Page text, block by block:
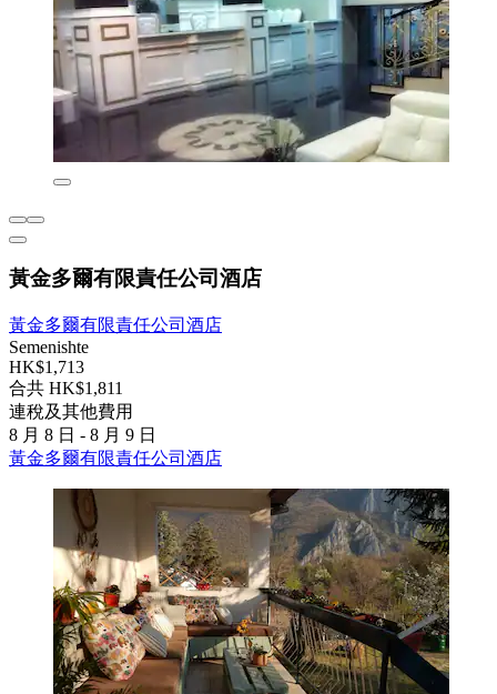
黃金多爾有限責任公司酒店
黃金多爾有限責任公司酒店
Semenishte
HK$1,713
合共 HK$1,811
連稅及其他費用
8 月 8 日 - 8 月 9 日
黃金多爾有限責任公司酒店